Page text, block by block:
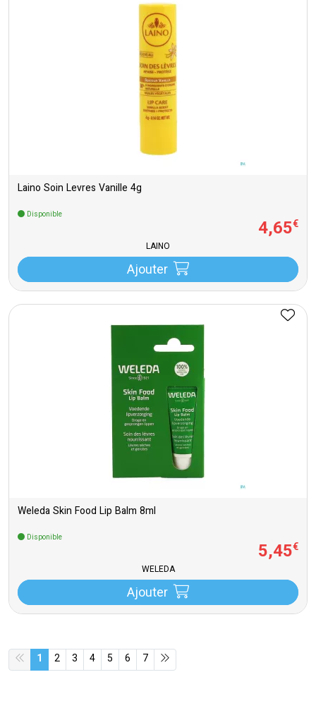
Laino Soin Levres Vanille 4g
Disponible
4,65€
LAINO
Ajouter
Weleda Skin Food Lip Balm 8ml
Disponible
5,45€
WELEDA
Ajouter
1 2 3 4 5 6 7